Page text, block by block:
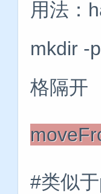
用法：
mkdir -
格隔开
#类似